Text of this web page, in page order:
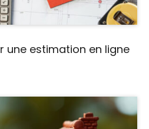
une estimation en ligne